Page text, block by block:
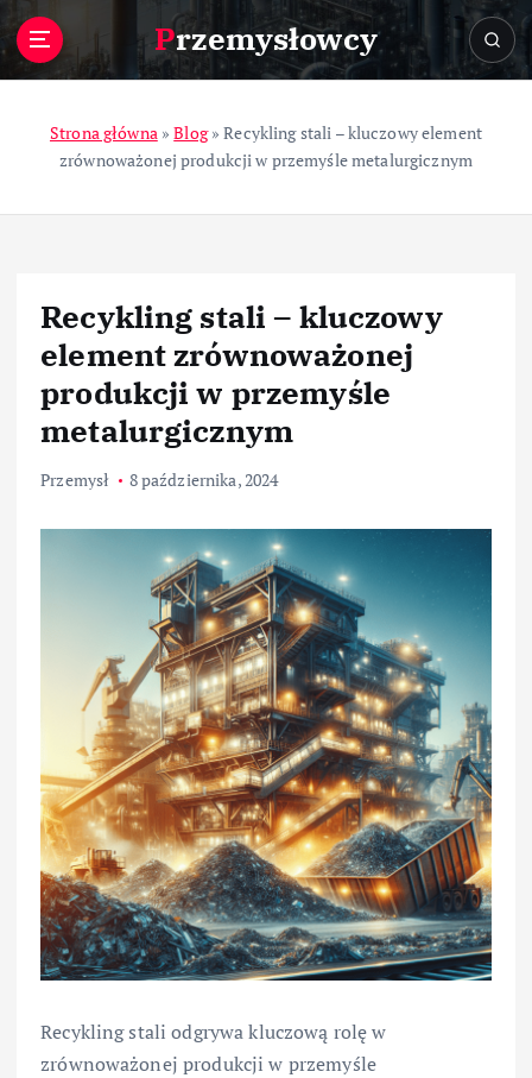
Przemysłowcy
Strona główna»Blog»Recykling stali – kluczowy element
zrównoważonej produkcji w przemyśle metalurgicznym
Recykling stali – kluczowy
element zrównoważonej
produkcji w przemyśle
metalurgicznym
Przemysł 8 października, 2024
Recykling stali odgrywa kluczową rolę w
zrównoważonej produkcji w przemyśle